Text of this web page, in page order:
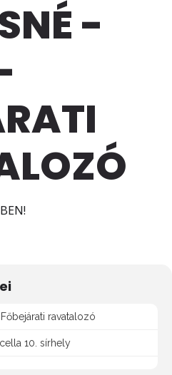
-
ravatalozó
10. sírhely